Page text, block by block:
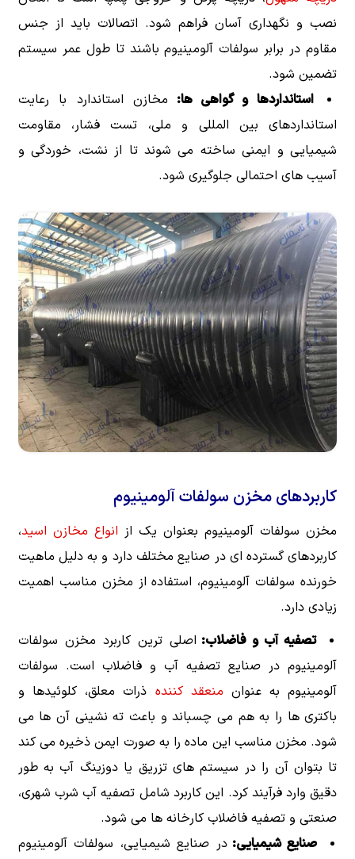
نصب و نگهداری آسان فراهم شود. اتصالات باید از جنس
مقاوم در برابر سولفات آلومینیوم باشند تا طول عمر سیستم
تضمین شود.
استانداردها و گواهی ها: مخازن استاندارد با رعایت
استانداردهای بین المللی و ملی، تست فشار، مقاومت
شیمیایی و ایمنی ساخته می شوند تا از نشت، خوردگی و
آسیب های احتمالی جلوگیری شود.
کاربردهای مخزن سولفات آلومینیوم
مخزن سولفات آلومینیوم بعنوان یک از انواع مخازن اسید،
کاربردهای گسترده ای در صنایع مختلف دارد و به دلیل ماهیت
خورنده سولفات آلومینیوم، استفاده از مخزن مناسب اهمیت
زیادی دارد.
تصفیه آب و فاضلاب: اصلی ترین کاربرد مخزن سولفات
آلومینیوم در صنایع تصفیه آب و فاضلاب است. سولفات
آلومینیوم به عنوان منعقد کننده ذرات معلق، کلوئیدها و
باکتری ها را به هم می چسباند و باعث ته نشینی آن ها می
شود. مخزن مناسب این ماده را به صورت ایمن ذخیره می کند
تا بتوان آن را در سیستم های تزریق یا دوزینگ آب به طور
دقیق وارد فرآیند کرد. این کاربرد شامل تصفیه آب شرب شهری،
صنعتی و تصفیه فاضلاب کارخانه ها می شود.
صنایع شیمیایی:در صنایع شیمیایی، سولفات آلومینیوم